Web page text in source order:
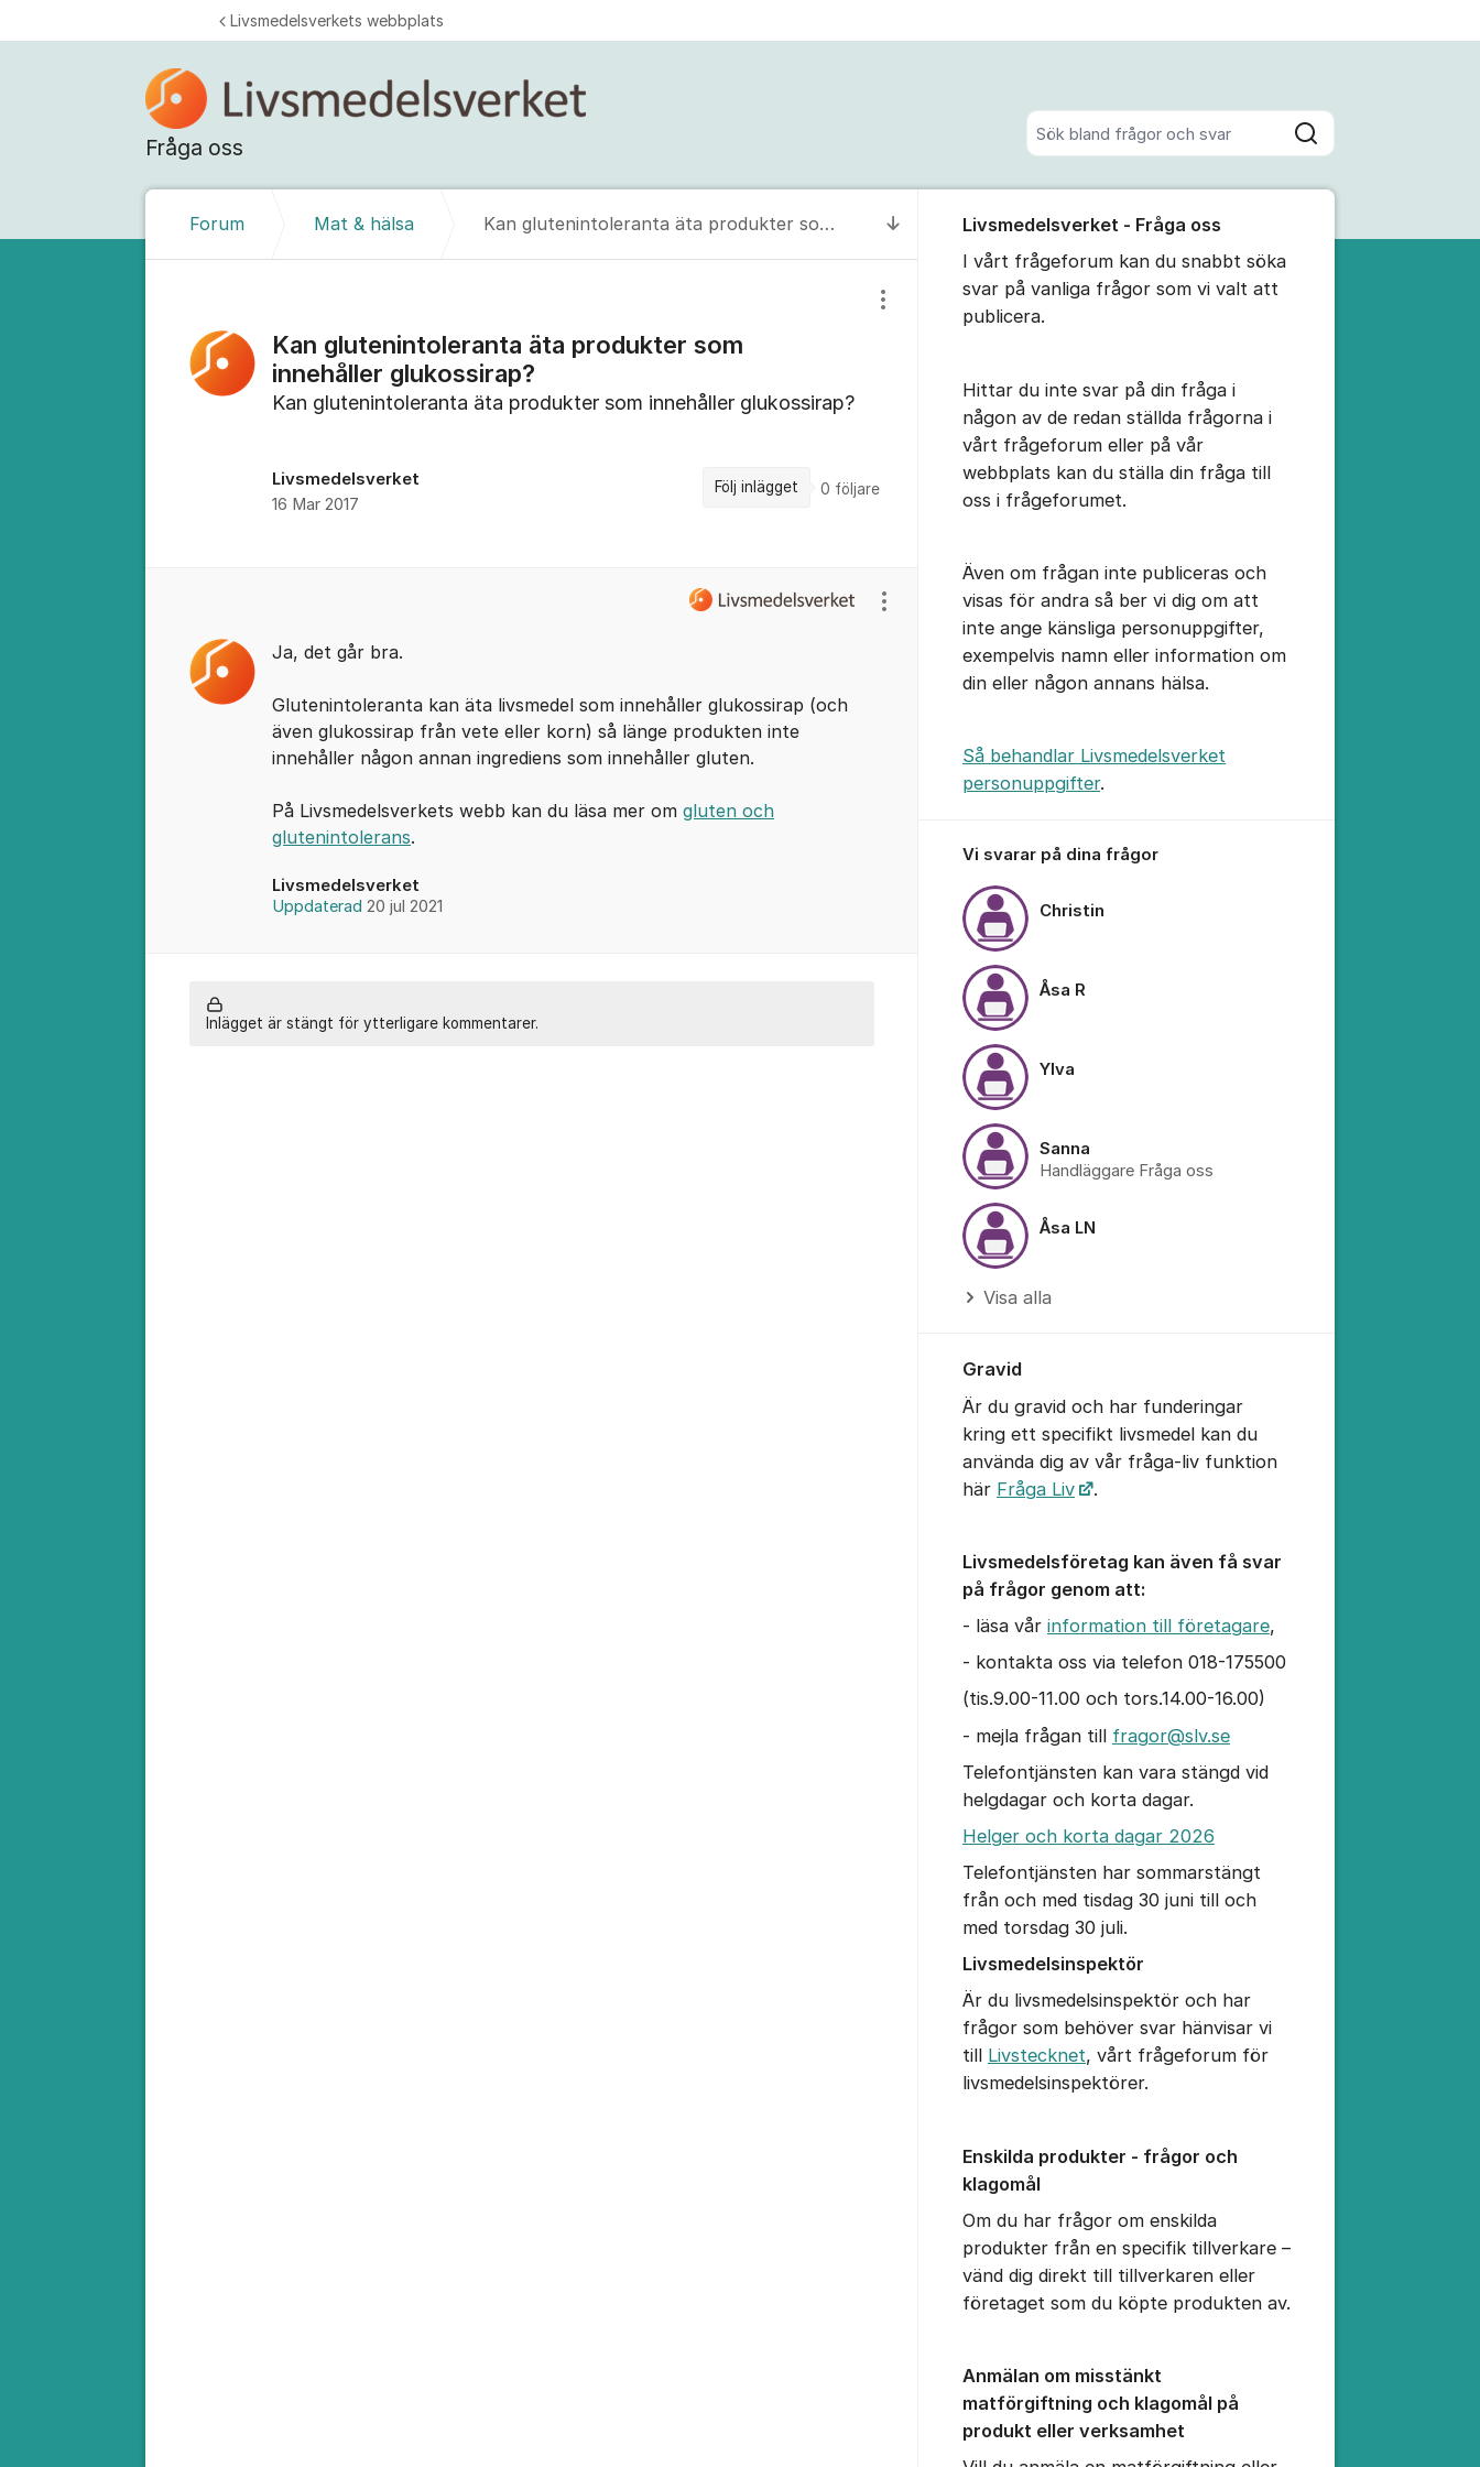
Fråga oss
Sök bland alla inlägg
Sök
Livsmedelsverkets webbplats
Till senaste kommentaren
Forum Mat & hälsa Kan glutenintoleranta äta produkter som innehåller glukossirap?
Kan glutenintoleranta äta produkter som
innehåller glukossirap?
Visa/dölj inställningar för inlägg/kommentar
Kan glutenintoleranta äta produkter som innehåller glukossirap?
Livsmedelsverket
16 Mar 2017
Följ inlägget 0 följare
Ja, det går bra.
Glutenintoleranta kan äta livsmedel som innehåller glukossirap (och
även glukossirap från vete eller korn) så länge produkten inte
innehåller någon annan ingrediens som innehåller gluten.
På Livsmedelsverkets webb kan du läsa mer om gluten och
glutenintolerans.
Livsmedelsverket
Uppdaterad 20 jul 2021
Visa/dölj inställningar för inlägg/kommentar
Inlägget är stängt för ytterligare kommentarer.
Livsmedelsverket - Fråga oss
I vårt frågeforum kan du snabbt söka
svar på vanliga frågor som vi valt att
publicera.
Hittar du inte svar på din fråga i
någon av de redan ställda frågorna i
vårt frågeforum eller på vår
webbplats kan du ställa din fråga till
oss i frågeforumet.
Även om frågan inte publiceras och
visas för andra så ber vi dig om att
inte ange känsliga personuppgifter,
exempelvis namn eller information om
din eller någon annans hälsa.
Så behandlar Livsmedelsverket
personuppgifter.
Vi svarar på dina frågor
Christin
Åsa R
Ylva
Sanna
Handläggare Fråga oss
Åsa LN
Visa alla
Gravid
Är du gravid och har funderingar
kring ett specifikt livsmedel kan du
använda dig av vår fråga-liv funktion
här Fråga Liv .
Livsmedelsföretag kan även få svar
på frågor genom att:
- läsa vår information till företagare,
- kontakta oss via telefon 018-175500
(tis.9.00-11.00 och tors.14.00-16.00)
- mejla frågan till fragor@slv.se
Telefontjänsten kan vara stängd vid
helgdagar och korta dagar.
Helger och korta dagar 2026
Telefontjänsten har sommarstängt
från och med tisdag 30 juni till och
med torsdag 30 juli.
Livsmedelsinspektör
Är du livsmedelsinspektör och har
frågor som behöver svar hänvisar vi
till Livstecknet, vårt frågeforum för
livsmedelsinspektörer.
Enskilda produkter - frågor och
klagomål
Om du har frågor om enskilda
produkter från en specifik tillverkare –
vänd dig direkt till tillverkaren eller
företaget som du köpte produkten av.
Anmälan om misstänkt
matförgiftning och klagomål på
produkt eller verksamhet